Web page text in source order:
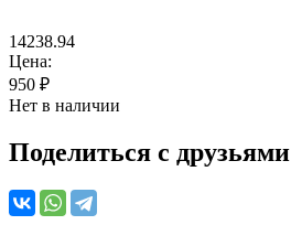
14238.94
Цена:
950 ₽
Нет в наличии
Поделиться с друзьями